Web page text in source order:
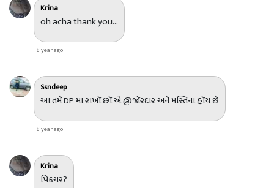
Krina
oh acha thank you...
8 year ago
Ssndeep
આ તમૅ DP મા રાખૉ છૉ એ @જૉરદાર અનૅ મસ્તિના હૉય છૅ
8 year ago
Krina
પિકચર?